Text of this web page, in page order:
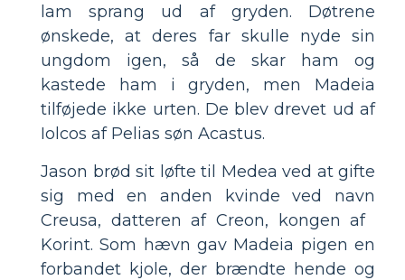
lam sprang ud af gryden. Døtrene
ønskede, at deres far skulle nyde sin
ungdom igen, så de skar ham og
kastede ham i gryden, men Madeia
tilføjede ikke urten. De blev drevet ud af
Iolcos af Pelias søn Acastus.
Jason brød sit løfte til Medea ved at gifte
sig med en anden kvinde ved navn
Creusa, datteren af ​​Creon, kongen af ​​
Korint. Som hævn gav Madeia pigen en
forbandet kjole, der brændte hende og